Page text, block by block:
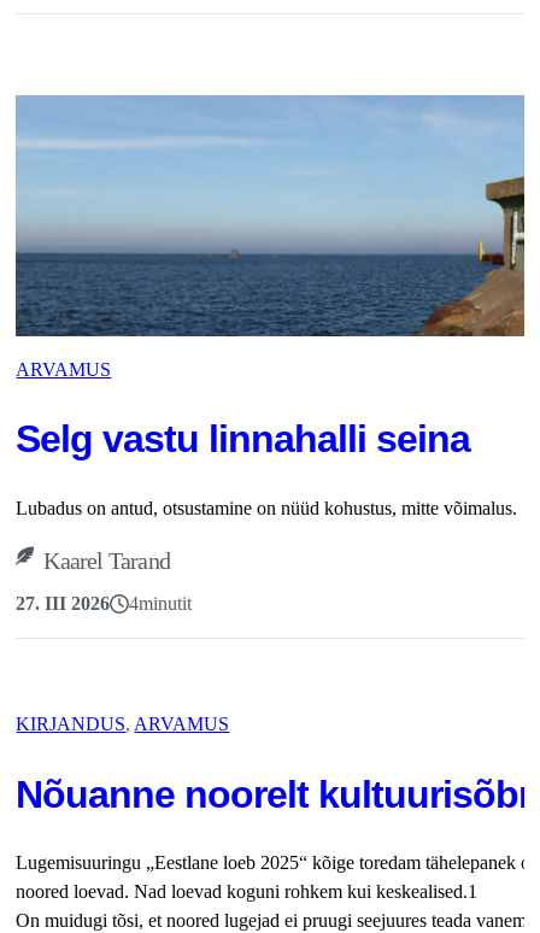
ARVAMUS
Selg vastu linnahalli seina
Lubadus on antud, otsustamine on nüüd kohustus, mitte võimalus.
Kaarel Tarand
27. III 2026 4minutit
KIRJANDUS, ARVAMUS
Nõuanne noorelt
Lugemisuuringu „Eestlane loeb 2025“ kõige toredam tähelepanek
noored loevad. Nad loevad koguni rohkem kui keskealised.1
On muidugi tõsi, et noored lugejad ei pruugi seejuures teada